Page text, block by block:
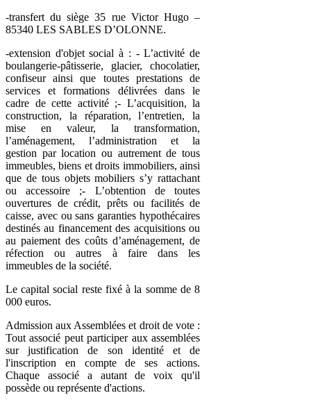
-transfert du siège 35 rue Victor Hugo –
85340 LES SABLES D’OLONNE.
-extension d'objet social à : - L’activité de
boulangerie-pâtisserie, glacier, chocolatier,
confiseur ainsi que toutes prestations de
services et formations délivrées dans le
cadre de cette activité ;- L’acquisition, la
construction, la réparation, l’entretien, la
mise en valeur, la transformation,
l’aménagement, l’administration et la
gestion par location ou autrement de tous
immeubles, biens et droits immobiliers, ainsi
que de tous objets mobiliers s’y rattachant
ou accessoire ;- L’obtention de toutes
ouvertures de crédit, prêts ou facilités de
caisse, avec ou sans garanties hypothécaires
destinés au financement des acquisitions ou
au paiement des coûts d’aménagement, de
réfection ou autres à faire dans les
immeubles de la société.
Le capital social reste fixé à la somme de 8
000 euros.
Admission aux Assemblées et droit de vote :
Tout associé peut participer aux assemblées
sur justification de son identité et de
l'inscription en compte de ses actions.
Chaque associé a autant de voix qu'il
possède ou représente d'actions.